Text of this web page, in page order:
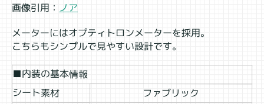
画像引用： ノア
メーターにはオプティトロンメーターを採用。
こちらもシンプルで見やすい設計です。
■内装の基本情報
シート素材 ファブリック